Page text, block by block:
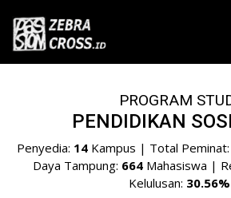
PROGRAM
PENDIDIKAN
Penyedia: 14 Kampus | Total Peminat:
Daya Tampung: 664Mahasiswa |
Kelulusan: 30.56%